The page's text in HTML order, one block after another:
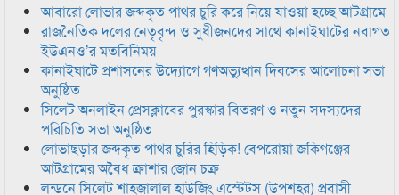
আবারো লোভার জব্দকৃত পাথর চুরি করে নিয়ে যাওয়া হচ্ছে আটগ্রামে
রাজনৈতিক দলের নেতৃবৃন্দ ও সুধীজনদের সাথে কানাইঘাটের নবাগত
ইউএনও’র মতবিনিময়
কানাইঘাটে প্রশাসনের উদ্যোগে গণঅভ্যুত্থান দিবসের আলোচনা সভা
অনুষ্ঠিত
সিলেট অনলাইন প্রেসক্লাবের পুরস্কার বিতরণ ও নতুন সদস্যদের
পরিচিতি সভা অনুষ্ঠিত
লোভাছড়ার জব্দকৃত পাথর চুরির হিড়িক! বেপরোয়া জকিগঞ্জের
আটগ্রামের অবৈধ ক্রাশার জোন চক্র
লন্ডনে সিলেট শাহজালাল হাউজিং এস্টেটস (উপশহর) প্রবাসী